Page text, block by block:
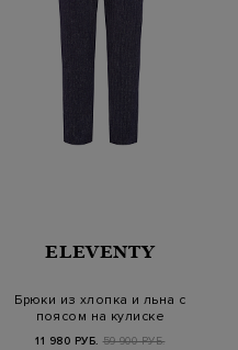
ELEVENTY
Брюки из хлопка и льна с
поясом на кулиске
11 980 РУБ. 59 900 РУБ.